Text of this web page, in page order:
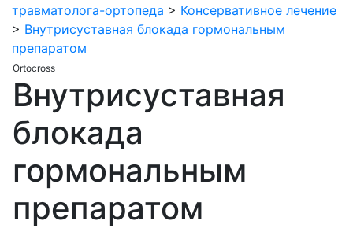
травматолога-ортопеда > Консервативное лечение
> Внутрисуставная блокада гормональным
препаратом
Ortocross
Внутрисуставная
блокада
гормональным
препаратом